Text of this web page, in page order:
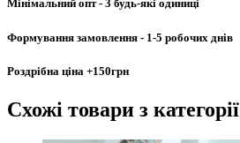
Мінімальний опт- 3 будь-які одиниці
Формування замовлення - 1-5 робочих днів
Роздрібна ціна +150грн
Схожі товари з категорії